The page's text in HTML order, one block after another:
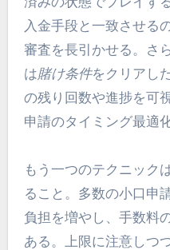
入金手段と一致させる
審査を長引かせる。さ
は賭け条件をクリアし
の残り回数や進捗を可
申請のタイミング最適
もう一つのテクニック
ること。多数の小口申
負担を増やし、手数料
ある。上限に注意しつ